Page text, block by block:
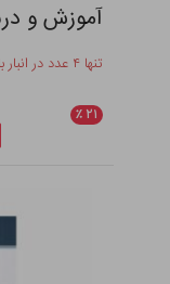
آموزش و
تنها ۴ عدد در انبار باقی مانده
۲۱ ٪